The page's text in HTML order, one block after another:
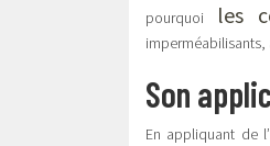
pourquoi
les
imperméabilisants,
Son
En appliquant de